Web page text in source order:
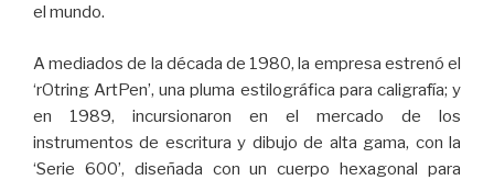
el mundo.
A mediados de la década de 1980, la empresa estrenó el
‘rOtring ArtPen’, una pluma estilográfica para caligrafía; y
en 1989, incursionaron en el mercado de los
instrumentos de escritura y dibujo de alta gama, con la
‘Serie 600’, diseñada con un cuerpo hexagonal para